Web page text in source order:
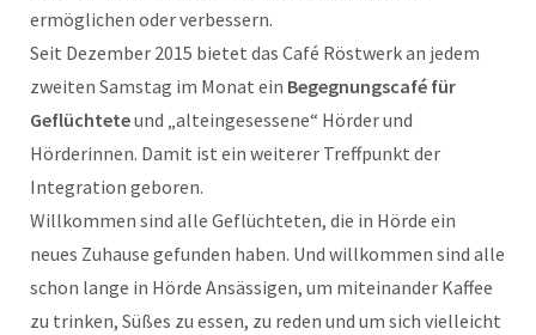
ermöglichen oder verbessern.
Seit Dezember 2015 bietet das Café Röstwerk an jedem
zweiten Samstag im Monat ein Begegnungscafé für
Geflüchteteund „alteingesessene“ Hörder und
Hörderinnen. Damit ist ein weiterer Treffpunkt der
Integration geboren.
Willkommen sind alle Geflüchteten, die in Hörde ein
neues Zuhause gefunden haben. Und willkommen sind alle
schon lange in Hörde Ansässigen, um miteinander Kaffee
zu trinken, Süßes zu essen, zu reden und um sich vielleicht